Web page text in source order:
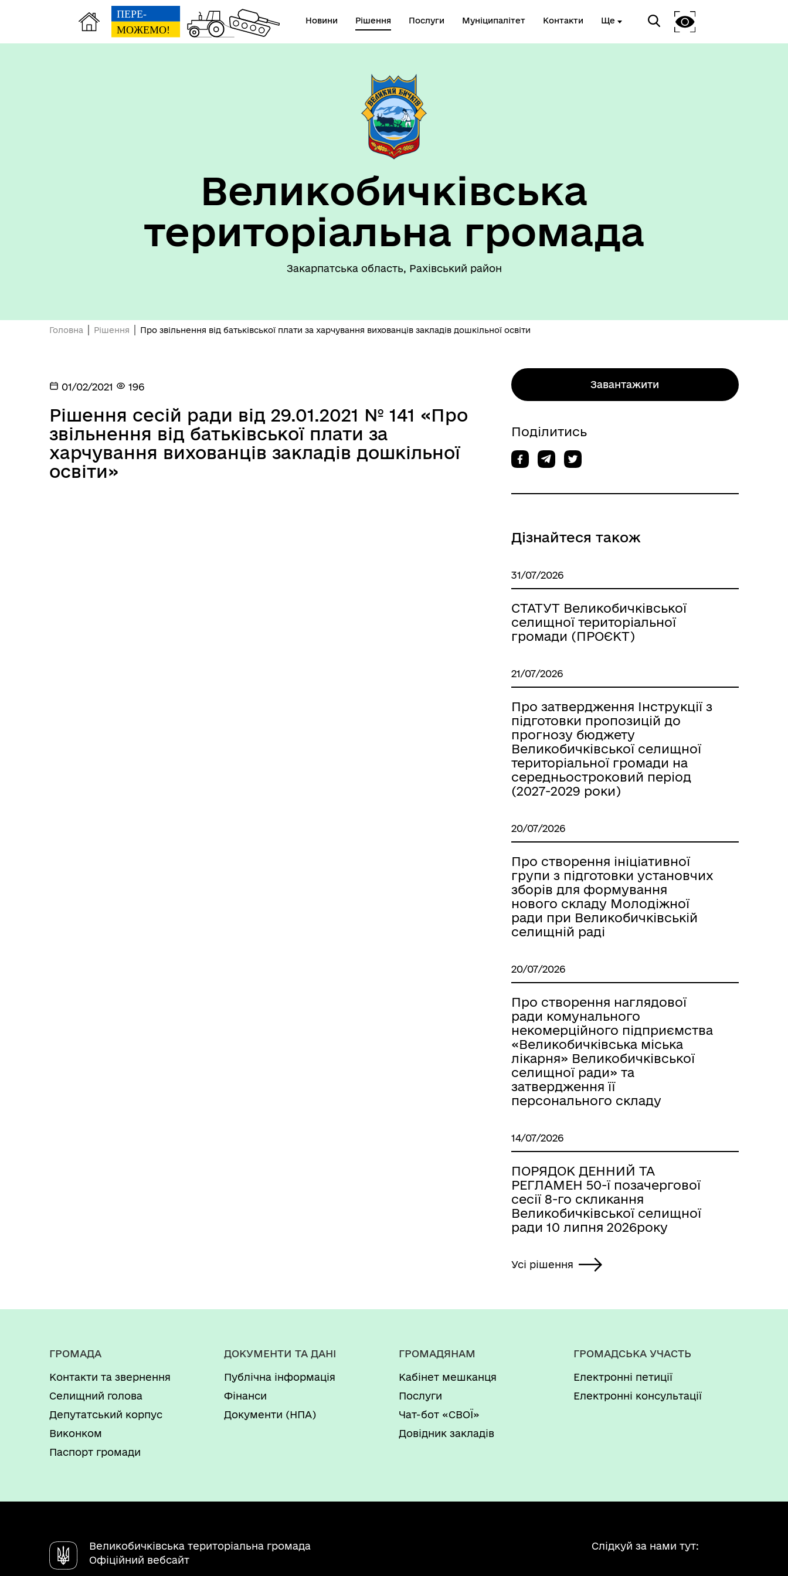
Новини Рішення Послуги Муніципалітет Контакти Ще
Герої не вмирають
установ Великобичківської ТГ
Великобичківська
територіальна громада
Закарпатська область, Рахівський район
Головна Рішення Про звільнення від батьківської плати за харчування вихованців закладів дошкільної освіти
01/02/2021 196
Рішення сесій ради від 29.01.2021 № 141 «Про
звільнення від батьківської плати за
харчування вихованців закладів дошкільної
освіти»
Завантажити
Поділитись
Дізнайтеся також
31/07/2026
СТАТУТ Великобичківської
селищної територіальної
громади (ПРОЄКТ)
21/07/2026
Про затвердження Інструкції з
підготовки пропозицій до
прогнозу бюджету
Великобичківської селищної
територіальної громади на
середньостроковий період
(2027-2029 роки)
20/07/2026
Про створення ініціативної
групи з підготовки установчих
зборів для формування
нового складу Молодіжної
ради при Великобичківській
селищній раді
20/07/2026
Про створення наглядової
ради комунального
некомерційного підприємства
«Великобичківська міська
лікарня» Великобичківської
селищної ради» та
затвердження її
персонального складу
14/07/2026
ПОРЯДОК ДЕННИЙ ТА
РЕГЛАМЕН 50-ї позачергової
сесії 8-го скликання
Великобичківської селищної
ради 10 липня 2026року
Усі рішення
ГРОМАДА
Контакти та звернення
Селищний голова
Депутатський корпус
Виконком
Паспорт громади
ДОКУМЕНТИ ТА ДАНІ
Публічна інформація
Фінанси
Документи (НПА)
ГРОМАДЯНАМ
Кабінет мешканця
Послуги
Чат-бот «СВОЇ»
Довідник закладів
ГРОМАДСЬКА УЧАСТЬ
Електронні петиції
Електронні консультації
Великобичківська територіальна громада
Офіційний вебсайт
Слідкуй за нами тут: